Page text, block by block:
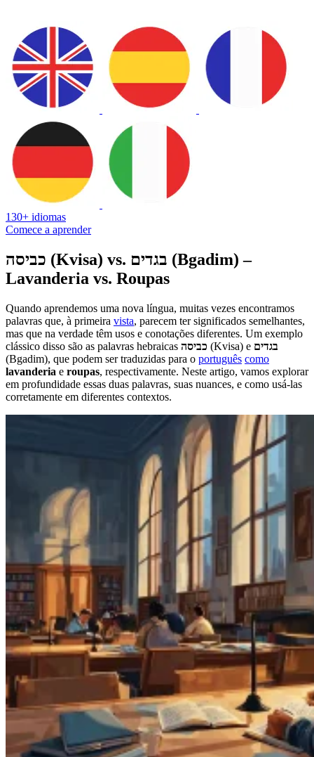
130+ idiomas
Comece a aprender
כביסה (Kvisa) vs. בגדים (Bgadim) –
Lavanderia vs. Roupas
Quando aprendemos uma nova língua, muitas vezes encontramos
palavras que, à primeira vista, parecem ter significados semelhantes,
mas que na verdade têm usos e conotações diferentes. Um exemplo
clássico disso são as palavras hebraicas כביסה (Kvisa) e בגדים
(Bgadim), que podem ser traduzidas para o português como
lavanderia e roupas, respectivamente. Neste artigo, vamos explorar
em profundidade essas duas palavras, suas nuances, e como usá-las
corretamente em diferentes contextos.